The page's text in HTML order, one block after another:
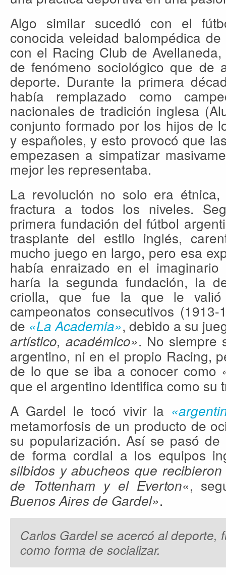
Algo similar sucedió con el
conocida veleidad balompédica
con el Racing Club de
de fenómeno sociológico que de
deporte. Durante la primera
había remplazado como
nacionales de tradición inglesa
conjunto formado por los hijos de
y españoles, y esto provocó que
empezasen a simpatizar
mejor les representaba.
La revolución no solo era
fractura a todos los niveles.
primera fundación del fútbol
trasplante del estilo inglés,
mucho juego en largo, pero esa
había enraizado en el
haría la segunda fundación, la
criolla, que fue la que le
campeonatos consecutivos
de «La Academia», debido a su
artístico, académico». No siempre
argentino, ni en el propio Racing,
de lo que se iba a conocer como
que el argentino identifica como su
A Gardel le tocó vivir la
metamorfosis de un producto de
su popularización. Así se pasó
de forma cordial a los equipos
silbidos y abucheos que
de Tottenham y el Everton«,
Buenos Aires de Gardel».
Carlos Gardel se acercó al deporte,
como forma de socializar.